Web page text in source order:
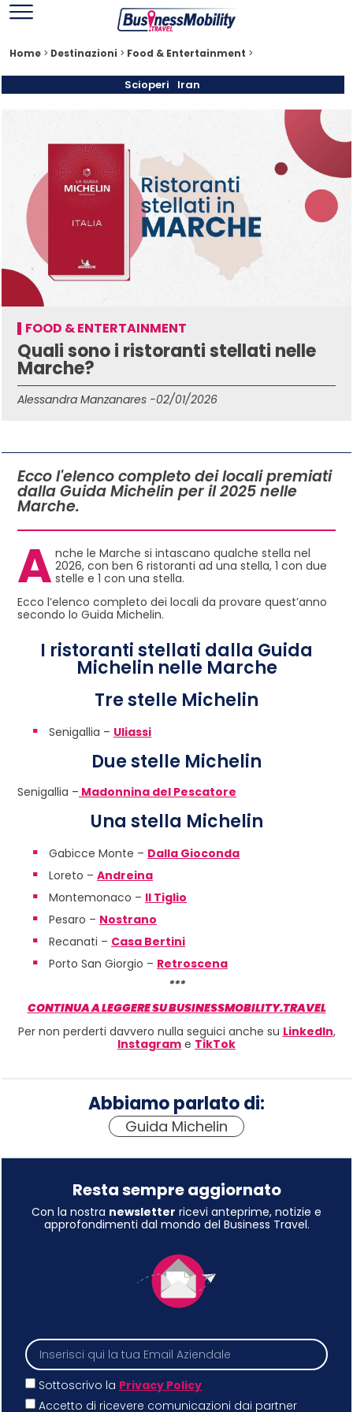
Home > Destinazioni > Food & Entertainment >
Scioperi Iran
FOOD & ENTERTAINMENT
Quali sono i ristoranti stellati nelle
Marche?
Alessandra Manzanares -02/01/2026
Ecco l'elenco completo dei locali premiati
dalla Guida Michelin per il 2025 nelle
Marche.
A nche le Marche si intascano qualche stella nel
2026, con ben 6 ristoranti ad una stella, 1 con due
stelle e 1 con una stella.
Ecco l’elenco completo dei locali da provare quest’anno
secondo lo Guida Michelin.
I ristoranti stellati dalla Guida
Michelin nelle Marche
Tre stelle Michelin
Senigallia – Uliassi
Due stelle Michelin
Senigallia – Madonnina del Pescatore
Una stella Michelin
Gabicce Monte – Dalla Gioconda
Loreto – Andreina
Montemonaco – Il Tiglio
Pesaro – Nostrano
Recanati – Casa Bertini
Porto San Giorgio – Retroscena
***
CONTINUA A LEGGERE SU BUSINESSMOBILITY.TRAVEL
Per non perderti davvero nulla seguici anche su LinkedIn,
Instagram e TikTok
Abbiamo parlato di:
Guida Michelin
Resta sempre aggiornato
Con la nostra newsletter ricevi anteprime, notizie e
approfondimenti dal mondo del Business Travel.
Sottoscrivo la Privacy Policy
Accetto di ricevere comunicazioni dai partner